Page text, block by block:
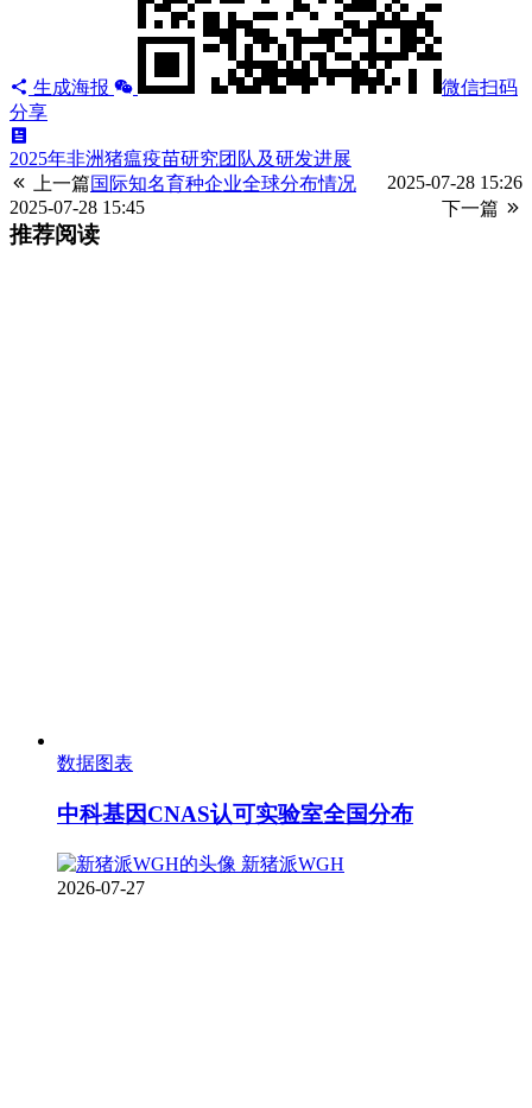
生成海报
微信扫码
分享
2025年非洲猪瘟疫苗研究团队及研发进展
上一篇
2025-07-28 15:26
国际知名育种企业全球分布情况
下一篇
2025-07-28 15:45
推荐阅读
数据图表
中科基因CNAS认可实验室全国分布
新猪派WGH
2026-07-27